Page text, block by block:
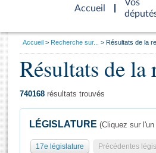
Accueil
d'accueil
Vos
Général
Vous
Accueil Recherche sur... Résultats de la
Résultats de la
740168 résultats trouvés
LÉGISLATURE (Cliquez sur
17e législature Précédentes